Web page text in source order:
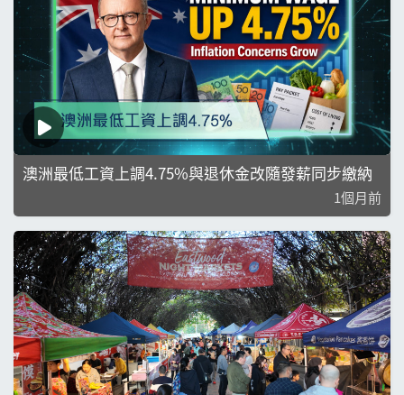
澳洲最低工資上調4.75%與退休金改隨發薪同步繳納
1個月前